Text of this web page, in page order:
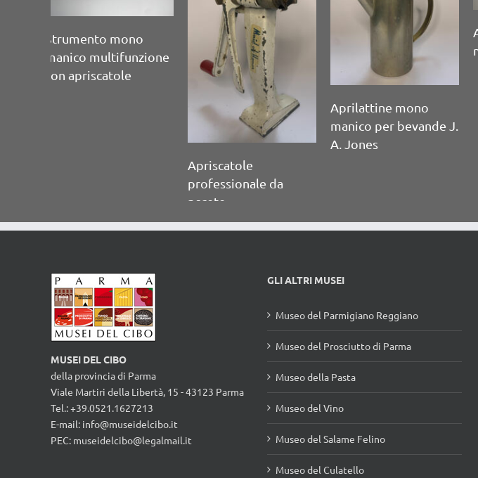
Aprilattine mono
manico per bevande J.
A. Jones
Apribarattolo mono
MUSEI DEL CIBO
della provincia di Parma
Viale Martiri della Libertà, 15 - 43123 Parma
Tel.: +39.0521.1627213
E-mail:info@museidelcibo.it
Museo del Parmigiano Reggiano
Museo del Prosciutto di Parma
Museo della Pasta
Museo del Vino
Museo del Salame Felino